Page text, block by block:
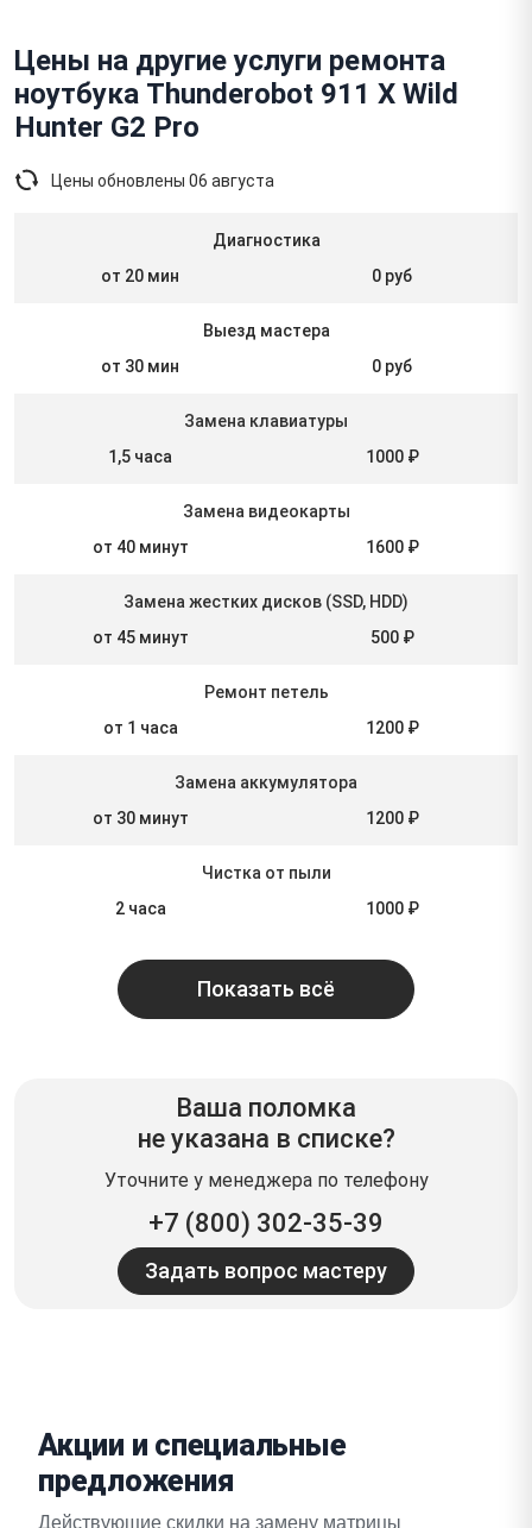
Цены на другие услуги ремонта
ноутбука Thunderobot 911 X Wild
Hunter G2 Pro
Цены обновлены 06 августа
Диагностика
от 20 мин
0 руб
Выезд мастера
от 30 мин
0 руб
Замена клавиатуры
1,5 часа
1000 ₽
Замена видеокарты
от 40 минут
1600 ₽
Замена жестких дисков (SSD, HDD)
от 45 минут
500 ₽
Ремонт петель
от 1 часа
1200 ₽
Замена аккумулятора
от 30 минут
1200 ₽
Чистка от пыли
2 часа
1000 ₽
Показать всё
Ваша поломка
не указана в списке?
Уточните у менеджера по телефону
+7 (800) 302-35-39
Задать вопрос мастеру
Акции и специальные
предложения
Действующие скидки на замену матрицы